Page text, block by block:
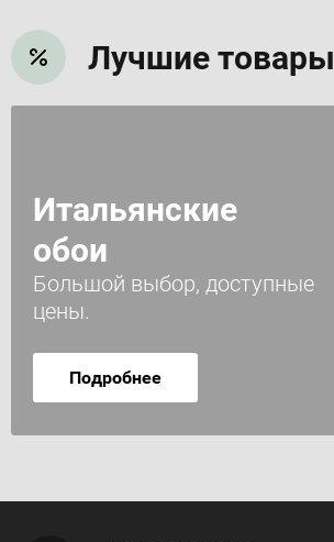
Лучшие товары
Итальянские
обои
Большой выбор, доступные
цены.
Подробнее